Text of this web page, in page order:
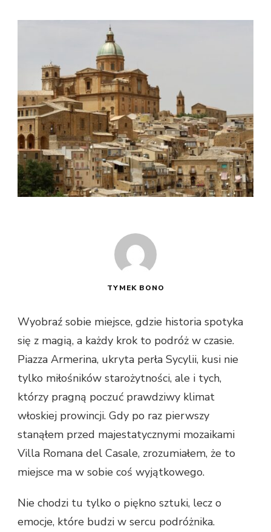
TYMEK BONO
Wyobraź sobie miejsce, gdzie historia spotyka
się z magią, a każdy krok to podróż w czasie.
Piazza Armerina, ukryta perła Sycylii, kusi nie
tylko miłośników starożytności, ale i tych,
którzy pragną poczuć prawdziwy klimat
włoskiej prowincji. Gdy po raz pierwszy
stanąłem przed majestatycznymi mozaikami
Villa Romana del Casale, zrozumiałem, że to
miejsce ma w sobie coś wyjątkowego.
Nie chodzi tu tylko o piękno sztuki, lecz o
emocje, które budzi w sercu podróżnika.